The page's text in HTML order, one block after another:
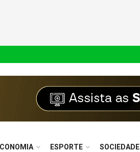
ESPORTE SOCIEDADE